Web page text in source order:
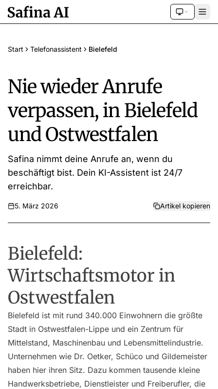
Start Telefonassistent Bielefeld
Nie wieder Anrufe
verpassen, in Bielefeld
und Ostwestfalen
Safina nimmt deine Anrufe an, wenn du
beschäftigt bist. Dein KI-Assistent ist 24/7
erreichbar.
5. März 2026 Artikel kopieren
Bielefeld:
Wirtschaftsmotor in
Ostwestfalen
Bielefeld ist mit rund 340.000 Einwohnern die größte
Stadt in Ostwestfalen-Lippe und ein Zentrum für
Mittelstand, Maschinenbau und Lebensmittelindustrie.
Unternehmen wie Dr. Oetker, Schüco und Gildemeister
haben hier ihren Sitz. Dazu kommen tausende kleine
Handwerksbetriebe, Dienstleister und Freiberufler, die